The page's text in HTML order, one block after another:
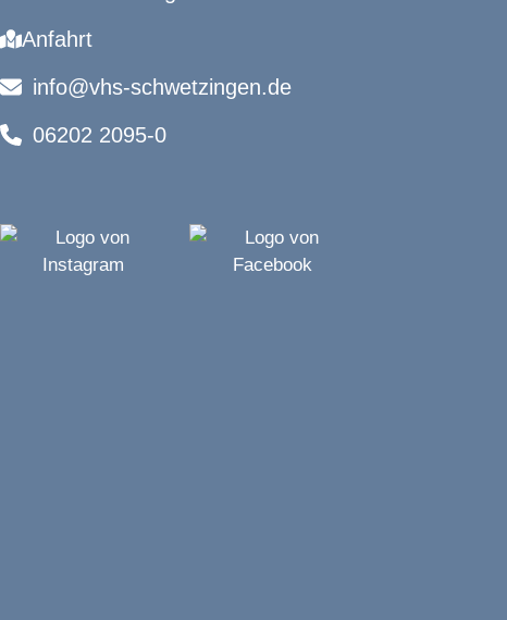
Anfahrt
info@vhs-schwetzingen.de
06202 2095-0